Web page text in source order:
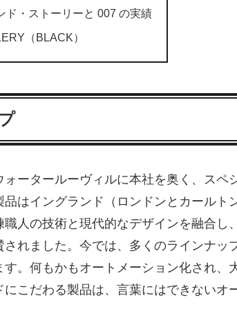
ド・ストーリーと 007 の実績
（BLACK）
ータールーヴィルに本社を奥く、スペ
はイングランド（ロンドンとカールト
人の技術と現代的なデザインを融合し
れました。今では、多くのラインナッ
。何もかもオートメーション化され、
こだわる製品は、言葉にはできないオ